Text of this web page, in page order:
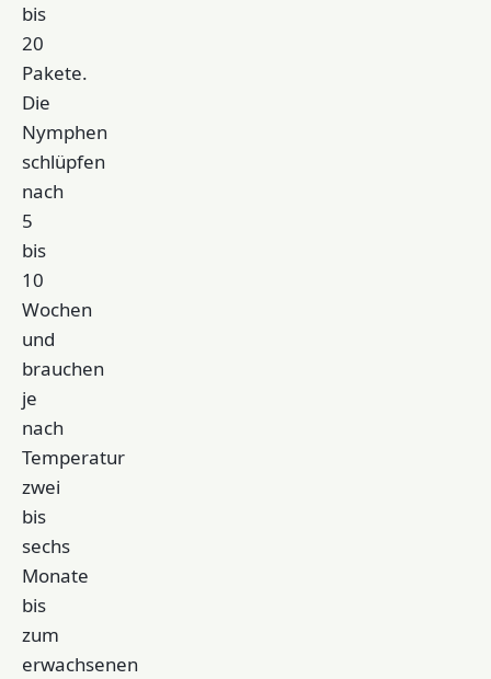
bis
20
Pakete.
Die
Nymphen
schlüpfen
nach
5
bis
10
Wochen
und
brauchen
je
nach
Temperatur
zwei
bis
sechs
Monate
bis
zum
erwachsenen